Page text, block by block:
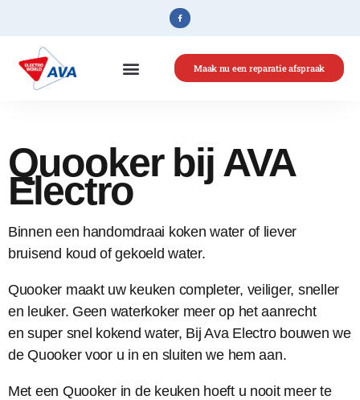
Maak nu een reparatie afspraak
Home»Quooker
Quooker bij AVA
Electro
Binnen een handomdraai koken water of liever
bruisend koud of gekoeld water.
Quooker maakt uw keuken completer, veiliger, sneller
en leuker. Geen waterkoker meer op het aanrecht
en super snel kokend water, Bij Ava Electro bouwen we
de Quooker voor u in en sluiten we hem aan.
Met een Quooker in de keuken hoeft u nooit meer te